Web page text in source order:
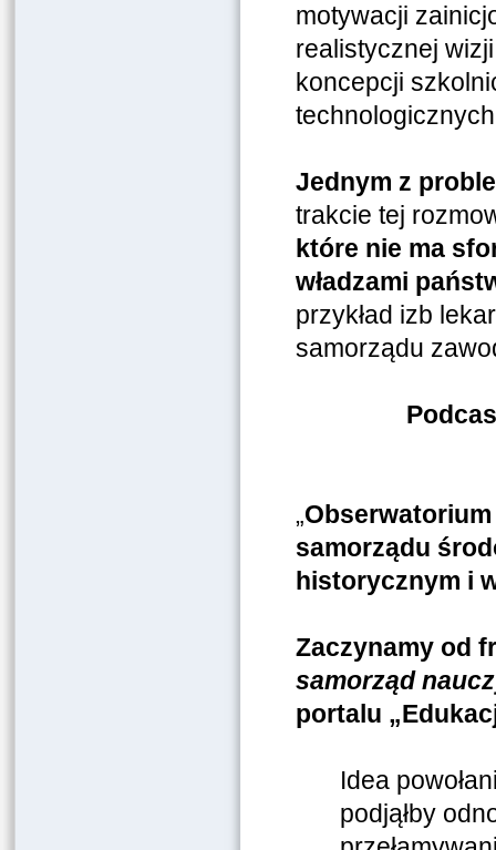
motywacji
realistycznej
koncepcji
Jednym z
trakcie tej
które nie ma
władzami
przykład izb
samorządu
„
samorządu
historycznym i
Zaczynamy od
samorząd
portalu
Idea
podjąłby